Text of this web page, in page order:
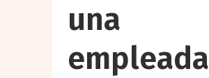
una
empleada